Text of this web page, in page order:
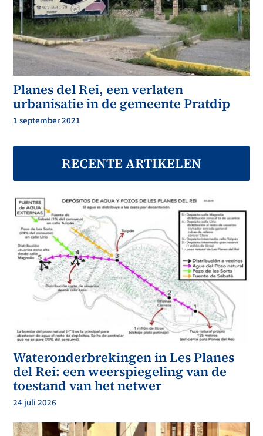
Planes del Rei, een verlaten
urbanisatie in de gemeente Pratdip
1 september 2021
RECENTE ARTIKELEN
Wateronderbrekingen in Les Planes
del Rei: een weerspiegeling van de
toestand van het netwer
24 juli 2026